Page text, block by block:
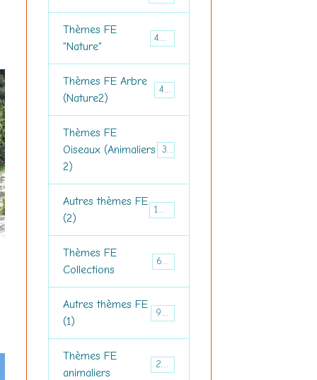
Thèmes FE
"Nature"
460
Thèmes FE Arbre
(Nature2)
476
Thèmes FE
Oiseaux (Animaliers
2)
374
Autres thèmes FE
(2)
1271
Thèmes FE
Collections
679
Autres thèmes FE
(1)
953
Thèmes FE
animaliers
298